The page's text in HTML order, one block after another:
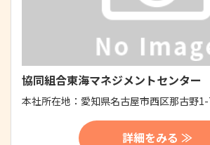
協同組合東海マネジメントセンター
本社所在地： 愛知県名古屋市西区那古野
詳細をみる ≫